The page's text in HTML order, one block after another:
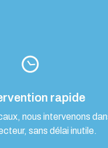
rapide
nous intervenons
sans délai inutile.